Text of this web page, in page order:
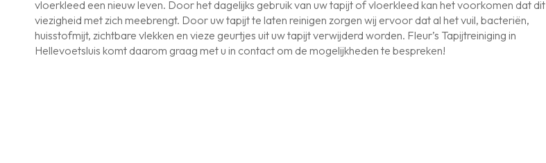
vloerkleed een nieuw leven. Door het dagelijks gebruik van uw tapijt of vloerkleed kan het voorkomen dat dit
viezigheid met zich meebrengt. Door uw tapijt te laten reinigen zorgen wij ervoor dat al het vuil, bacteriën,
huisstofmijt, zichtbare vlekken en vieze geurtjes uit uw tapijt verwijderd worden. Fleur’s Tapijtreiniging in
Hellevoetsluis komt daarom graag met u in contact om de mogelijkheden te bespreken!